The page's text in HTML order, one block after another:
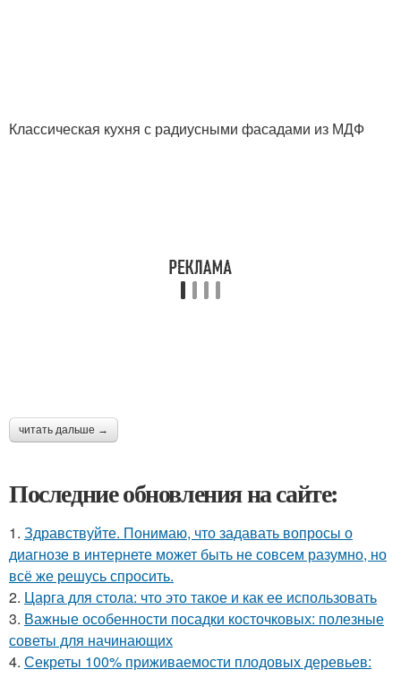
Классическая кухня с радиусными фасадами из МДФ
читать дальше →
Последние обновления на сайте:
1. Здравствуйте. Понимаю, что задавать вопросы о
диагнозе в интернете может быть не совсем разумно, но
всё же решусь спросить.
2. Царга для стола: что это такое и как ее использовать
3. Важные особенности посадки косточковых: полезные
советы для начинающих
4. Секреты 100% приживаемости плодовых деревьев: